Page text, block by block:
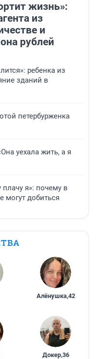
жизнь»:
из
и
рублей
ребенка из
зданий в
петербурженка
уехала жить, а я
я»: почему в
добиться
Алёнушка,42
Докер,36